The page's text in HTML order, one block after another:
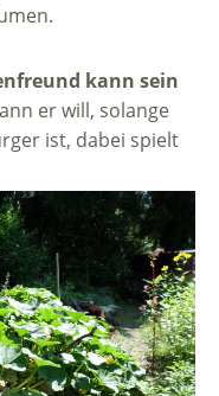
kann sein
er will, solange
ist, dabei spielt